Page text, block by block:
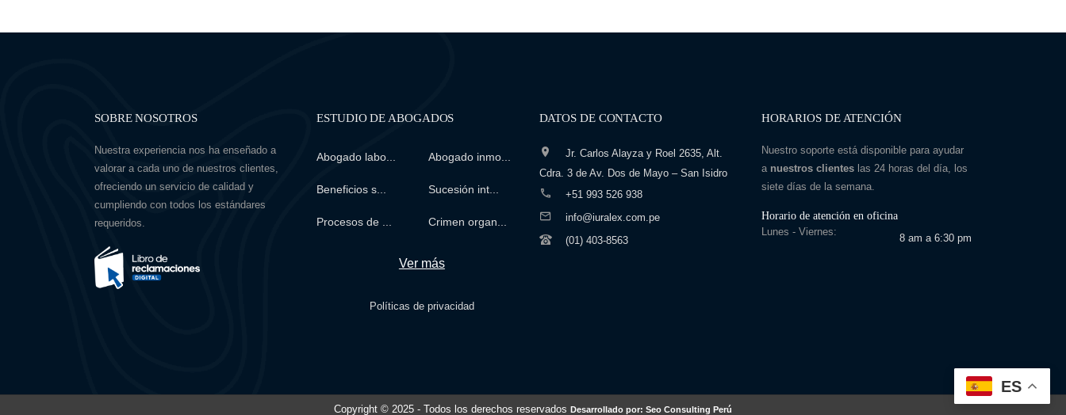
SOBRE NOSOTROS
Nuestra experiencia nos ha enseñado a
valorar a cada uno de nuestros clientes,
ofreciendo un servicio de calidad y
cumpliendo con todos los estándares
requeridos.
ESTUDIO DE ABOGADOS
Abogado labo... Abogado inmo...
Beneficios s... Sucesión int...
Procesos de ... Crimen organ...
Ver más
Políticas de privacidad
DATOS DE CONTACTO
Jr. Carlos Alayza y Roel 2635, Alt.
Cdra. 3 de Av. Dos de Mayo – San Isidro
+51 993 526 938
info@iuralex.com.pe
(01) 403-8563
HORARIOS DE ATENCIÓN
Nuestro soporte está disponible para ayudar
a nuestros clienteslas 24 horas del día, los
siete días de la semana.
Horario de atención en oficina
Lunes - Viernes:
8 am a 6:30 pm
Copyright © 2025 - Todos los derechos reservados Desarrollado por: Seo Consulting Perú
ES